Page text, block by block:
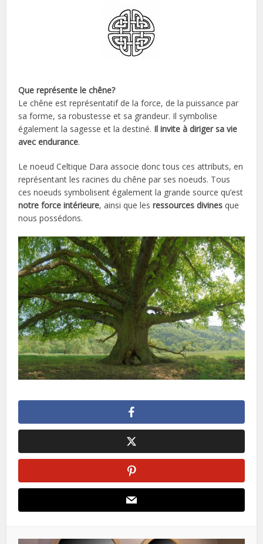
Que représente le chêne?
Le chêne est représentatif de la force, de la puissance par
sa forme, sa robustesse et sa grandeur. Il symbolise
également la sagesse et la destiné. Il invite à diriger sa vie
avec endurance.
Le noeud Celtique Dara associe donc tous ces attributs, en
représentant les racines du chêne par ses noeuds. Tous
ces noeuds symbolisent également la grande source qu’est
notre force intérieure, ainsi que lesressources divines que
nous possédons.